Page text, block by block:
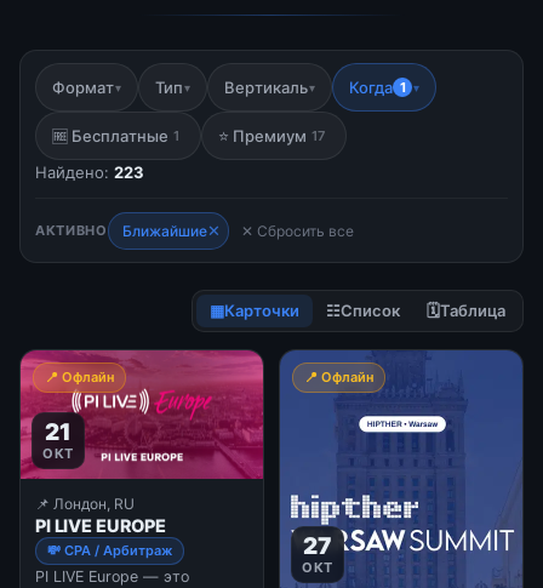
Формат▾ Тип▾ Вертикаль▾ Когда 1 ▾
🆓 Бесплатные 1 ⭐ Премиум 17
Найдено: 223
АКТИВНО Ближайшие✕ ✕ Сбросить все
▦Карточки ☷Список 🗓Таблица
📍 Офлайн
21
ОКТ
📌 Лондон, RU
PI LIVE EUROPE
💸 CPA / Арбитраж
PI LIVE Europe — это
📍 Офлайн
27
ОКТ